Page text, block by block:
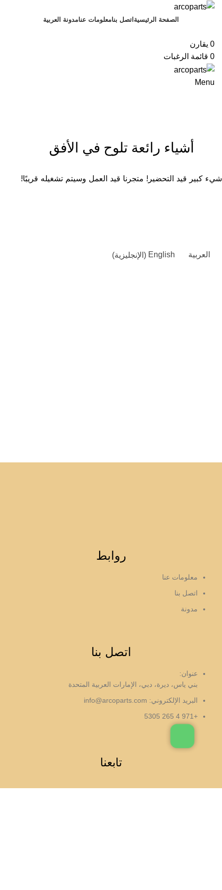
الصفحة الرئيسية اتصل بنامعلومات عنامدونة العربية
0 يقارن
0 قائمة الرغبات
Menu
أشياء رائعة تلوح في الأفق
شيء كبير قيد التحضير! متجرنا قيد العمل وسيتم تشغيله قريبًا!
العربية English
(الإنجليزية)
روابط
معلومات عنا
اتصل بنا
مدونة
اتصل بنا
عنوان:
بني ياس، ديرة، دبي، الإمارات العربية المتحدة
البريد الإلكتروني: info@arcoparts.com
+971 4 265 5305
تابعنا